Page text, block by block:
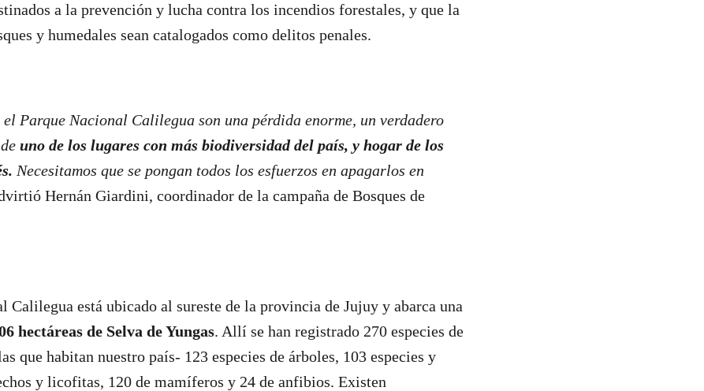
a la prevención y lucha contra los incendios forestales, y que la
y humedales sean catalogados como delitos penales.
el Parque Nacional Calilegua son una pérdida enorme, un verdadero
uno de los lugares con más biodiversidad del país, y hogar de los
Necesitamos que se pongan todos los esfuerzos en apagarlos en
Hernán Giardini, coordinador de la campaña de Bosques de
Calilegua está ubicado al sureste de la provincia de Jujuy y abarca una
hectáreas de Selva de Yungas. Allí se han registrado 270 especies de
que habitan nuestro país- 123 especies de árboles, 103 especies y
y licofitas, 120 de mamíferos y 24 de anfibios. Existen